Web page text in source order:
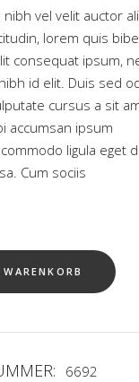
5,
nibh vel velit auctor
lorem quis
consequat ipsum,
id elit. Duis sed
cursus a sit
accumsan ipsum
ligula eget
Cum sociis
6692